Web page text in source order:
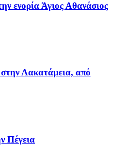
ενορία Άγιος Αθανάσιος
Λακατάμεια, από
Πέγεια